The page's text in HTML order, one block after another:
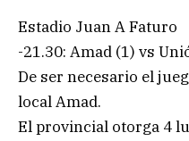
Estadio Juan A Faturo
-21.30: Amad (1) vs
De ser necesario el
local Amad.
El provincial otorga 4